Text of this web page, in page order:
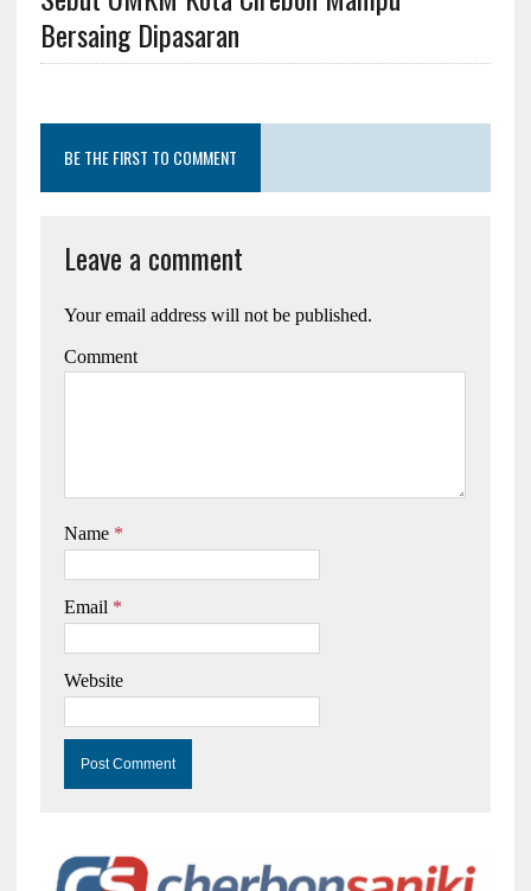
Bersaing Dipasaran
BE THE FIRST TO COMMENT
Leave a comment
Your email address will not be published.
Comment
Name *
Email *
Website